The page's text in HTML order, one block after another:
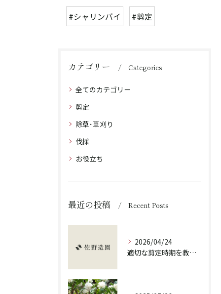
#シャリンバイ #剪定
カテゴリー Categories
全てのカテゴリー
剪定
除草･草刈り
伐採
お役立ち
最近の投稿 Recent Posts
2026/04/24
適切な剪定時期を教えます！